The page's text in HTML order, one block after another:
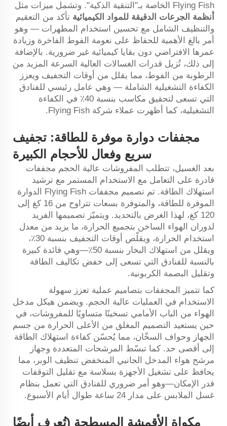
Flying Fish الخاصة بـ"التنقية الذكية". وتشمل ميزات مثل
أنظمة الجرعات الدقيقة للمواد الكيميائية تأكد من التعقيم
والتنظيف الشامل مع تحسين استخدام المطهرات — وهو
أمر بالغ الأهمية للحفاظ على نعومة الفوط الفاخرة وزيادة
عمرها الافتراضي دون بقايا كيميائية غير ضرورية. بالإضافة
إلى ذلك، تُزيل قدرات الغسالات العالية السرعة المزيد من
الرطوبة من الفوط، مما يقلل من أوقات التجفيف ويعزز
الكفاءة التشغيلية الشاملة — وهي عامل رئيسي للفنادق
التي تسعى لتحقيق مكاسب بنسبة 40٪ في الكفاءة
التشغيلية، كما أظهرت عملاء شركة Flying Fish.
مجففات دوارة موفرة للطاقة: تجفيف
سريع وفعال للأحجام الكبيرة
بعد الغسيل، تتطلب المفروشات عالية الحجم مجففات
قادرة على التعامل مع الاستخدام المستمر مع ترشيد
استهلاك الطاقة. تم تصميم مجففات Flying Fish الدوارة
الموفرة للطاقة، والمتوفرة بسعات تتراوح من 16 كغ إلى
120 كغ، لهذا الغرض بالتحديد. ويتميّز تصميمها الفريد
لدوران الهواء الساخن بتجميع الحرارة، ما يزيد من معدل
استخدام الحرارة، ويقلّص أوقات التجفيف بنسبة 30٪،
ويقلل من استهلاك البخار بنسبة 50٪—وهي فائدة كبيرة
بالنسبة للفنادق التي تسعى إلى خفض تكاليف الطاقة
وتقليل البصمة الكربونية.
كما تتميز المجففات بتصاميم عملية تعزز سهولة
الاستخدام في العمليات عالية الحجم. ويضمن هيكل مدخل
الهواء من الباب الأمامي تسخينًا متساويًا للمفروشات، في
حين يستعيد التصميم المغلق من الأعلى الحرارة من جسم
الجهاز وحواف السخّان، مما يُحسّن كفاءة استهلاك الطاقة
إلى أقصى حد. كما تبسّط المرشحات المتعددة وجهاز
مرشح هواء المدخل الجانبي المنخفض تنظيف الوبر، مما
يحافظ على تشغيل الأجهزة بسلاسة مع تقليل التوقفات
قدر الإمكان—وهو أمر ضروري للفنادق التي تعمل بنظام
غسل الملابس على مدار 24 ساعة طوال أيام الأسبوع.
مكواة الأقمشة المسطحة (تُعرف أيضًا